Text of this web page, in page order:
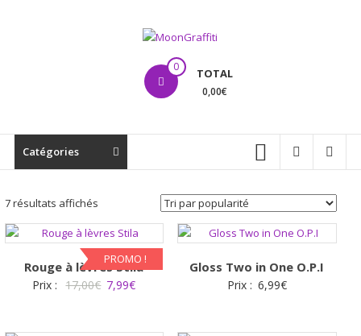
MoonGraffiti 0 TOTAL
0,00€
Catégories
7 résultats affichésTrié
par
popularité
PROMO !
Rouge à lèvres Stila
Prix : 17,00€ Le
7,99€Le
Gloss Two in One O.P.I
Prix : 6,99€